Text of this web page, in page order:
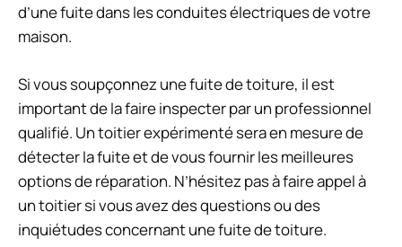
d’une fuite dans les conduites électriques de votre
maison.
Si vous soupçonnez une fuite de toiture, il est
important de la faire inspecter par un professionnel
qualifié. Un toitier expérimenté sera en mesure de
détecter la fuite et de vous fournir les meilleures
options de réparation. N’hésitez pas à faire appel à
un toitier si vous avez des questions ou des
inquiétudes concernant une fuite de toiture.